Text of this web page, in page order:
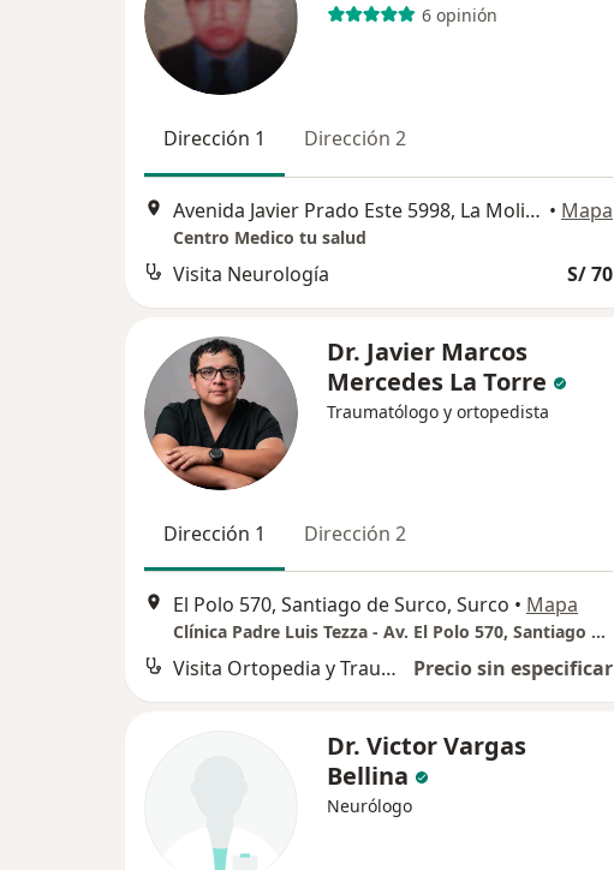
6 opinión
Dirección 1 Dirección 2
Avenida Javier Prado Este 5998, La Molina • Mapa
Centro Medico tu salud
Visita Neurología S/ 70
Dr. Javier Marcos
Mercedes La Torre
Traumatólogo y ortopedista
Dirección 1 Dirección 2
El Polo 570, Santiago de Surco, Surco • Mapa
Clínica Padre Luis Tezza - Av. El Polo 570, Santiago de Surco
Visita Ortopedia y Traumatología Precio sin especificar
Dr. Victor Vargas
Bellina
Neurólogo